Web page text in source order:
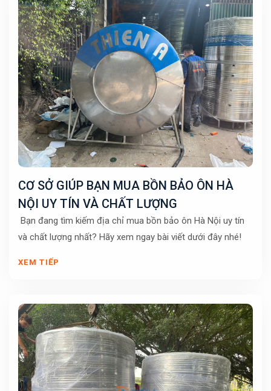
CƠ SỞ GIÚP BẠN MUA BỒN BẢO ÔN HÀ
NỘI UY TÍN VÀ CHẤT LƯỢNG
Bạn đang tìm kiếm địa chỉ mua bồn bảo ôn Hà Nội uy tín
và chất lượng nhất? Hãy xem ngay bài viết dưới đây nhé!
XEM TIẾP